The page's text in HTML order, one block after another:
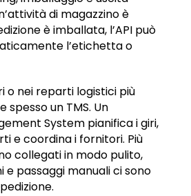
di magazzino è
è imballata, l’API può
l’etichetta o
o nei reparti logistici più
spesso un TMS. Un
System pianifica i giri,
e coordina i fornitori. Più
collegati in modo pulito,
e passaggi manuali ci sono